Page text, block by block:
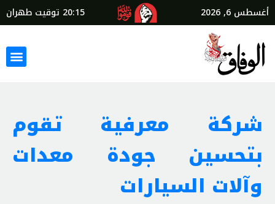
أغسطس 6, 2026 20:15 توقيت طهران
شركة معرفية تقوم
بتحسين جودة معدات
وآلات السيارات